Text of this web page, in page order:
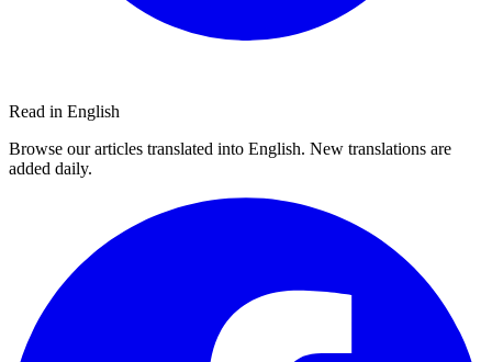
Read in English
Browse our articles translated into English. New translations are
added daily.